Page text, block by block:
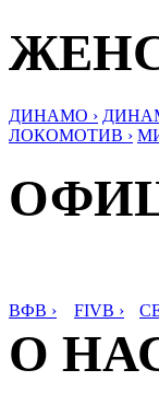
ДИНАМО ›
ЛОКОМОТИВ ›
ВФВ › FIVB ›
О